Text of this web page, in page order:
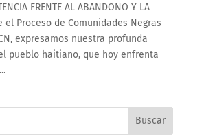
FRENTE AL ABANDONO Y LA
el Proceso de Comunidades Negras
expresamos nuestra profunda
pueblo haitiano, que hoy enfrenta
Buscar